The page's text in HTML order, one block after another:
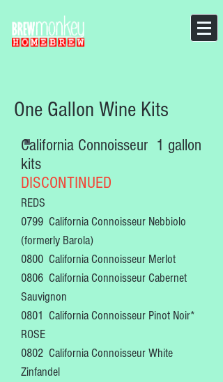
One Gallon Wine Kits
California Connoisseur 1 gallon
kits
DISCONTINUED
REDS
0799 California Connoisseur Nebbiolo
(formerly Barola)
0800 California Connoisseur Merlot
0806 California Connoisseur Cabernet
Sauvignon
0801 California Connoisseur Pinot Noir*
ROSE
0802 California Connoisseur White
Zinfandel